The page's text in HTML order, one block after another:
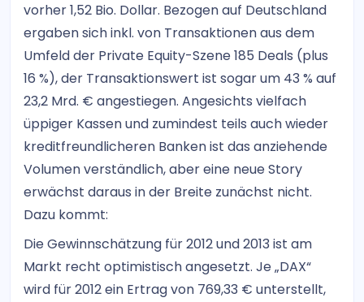
vorher 1,52 Bio. Dollar. Bezogen auf Deutschland
ergaben sich inkl. von Transaktionen aus dem
Umfeld der Private Equity-Szene 185 Deals (plus
16 %), der Transaktionswert ist sogar um 43 % auf
23,2 Mrd. € angestiegen. Angesichts vielfach
üppiger Kassen und zumindest teils auch wieder
kreditfreundlicheren Banken ist das anziehende
Volumen verständlich, aber eine neue Story
erwächst daraus in der Breite zunächst nicht.
Dazu kommt:
Die Gewinnschätzung für 2012 und 2013 ist am
Markt recht optimistisch angesetzt. Je „DAX“
wird für 2012 ein Ertrag von 769,33 € unterstellt,